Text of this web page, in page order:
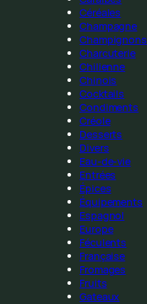
Céréales
Champagne
Champignons
Charcuterie
Chilienne
Chinois
Cocktails
Condiments
Créole
Desserts
Divers
Eau-de-vie
Entrées
Épices
Équipements
Espagnol
Europe
Féculents
Française
Fromages
Fruits
Gateaux